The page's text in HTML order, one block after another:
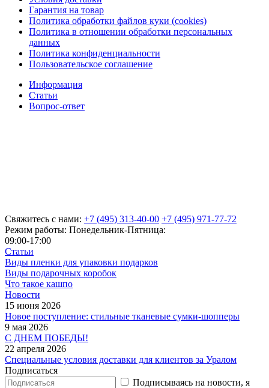
Гарантия на товар
Политика обработки файлов куки (cookies)
Политика в отношении обработки персональных
данных
Политика конфиденциальности
Пользовательское соглашение
Информация
Статьи
Вопрос-ответ
Свяжитесь с нами: +7 (495) 313-40-00 +7 (495) 971-77-72
Режим работы: Понедельник-Пятница:
09:00-17:00
Статьи
Виды пленки для упаковки подарков
Виды подарочных коробок
Что такое кашпо
Новости
15 июня 2026
Новое поступление: стильные тканевые сумки-шопперы
9 мая 2026
С ДНЕМ ПОБЕДЫ!
22 апреля 2026
Специальные условия доставки для клиентов за Уралом
Подписаться
Подписываясь на новости, я